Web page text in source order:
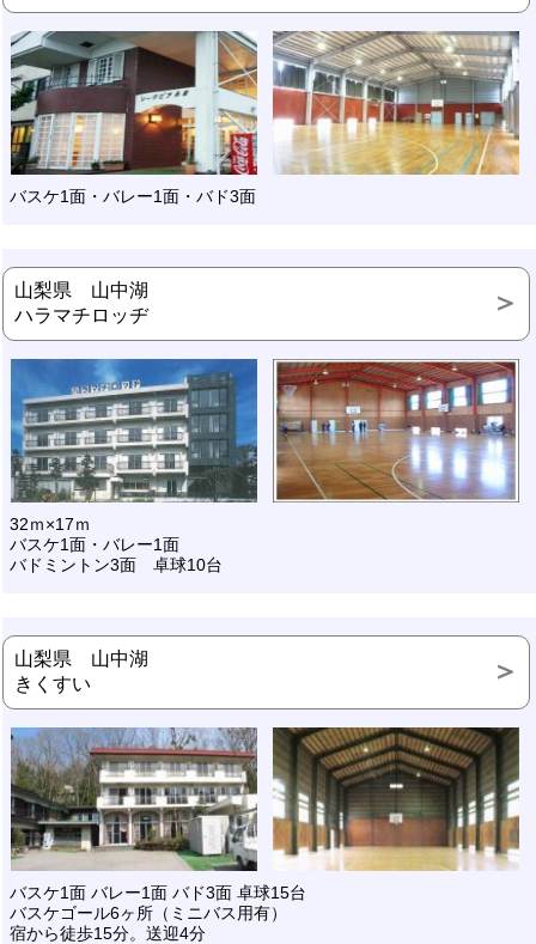
バスケ1面・バレー1面・バド3面
山梨県 山中湖
ハラマチロッヂ
32ｍ×17ｍ
バスケ1面・バレー1面
バドミントン3面 卓球10台
山梨県 山中湖
きくすい
バスケ1面 バレー1面 バド3面 卓球15台
バスケゴール6ヶ所（ミニバス用有）
宿から徒歩15分。送迎4分